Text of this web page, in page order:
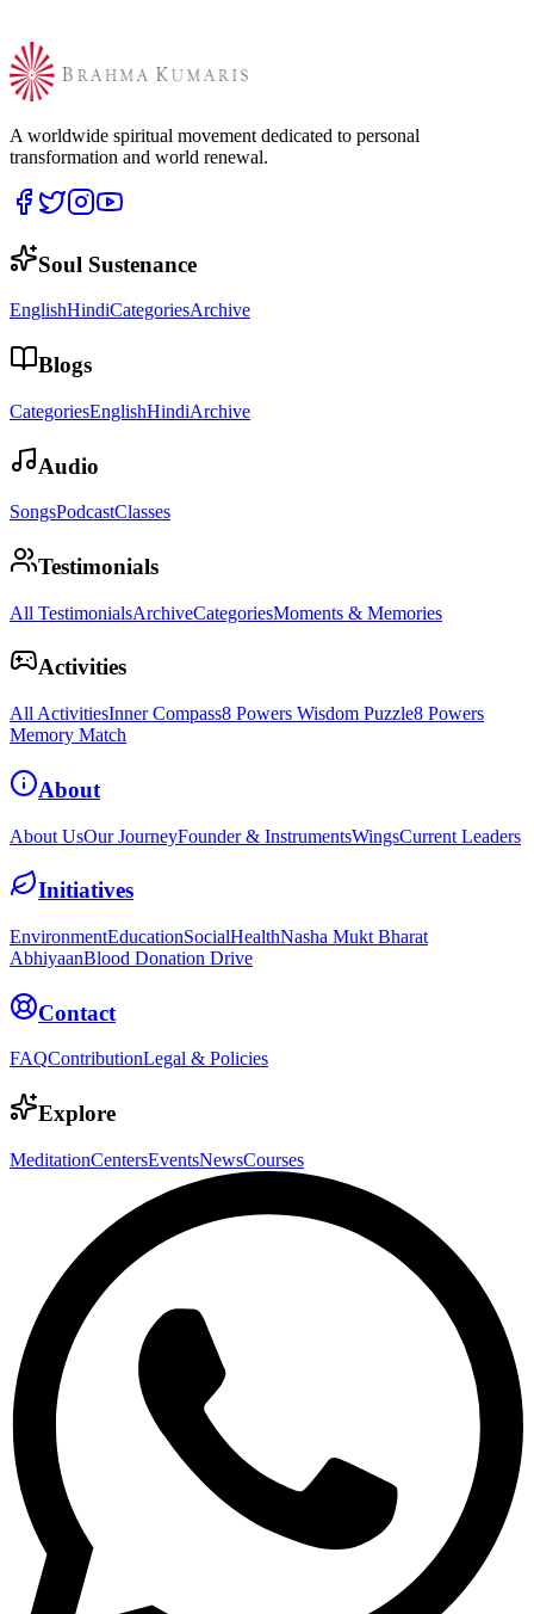
A worldwide spiritual movement dedicated to personal
transformation and world renewal.
Soul Sustenance
EnglishHindiCategoriesArchive
Blogs
CategoriesEnglishHindiArchive
Audio
SongsPodcastClasses
Testimonials
All TestimonialsArchiveCategoriesMoments & Memories
Activities
All ActivitiesInner Compass8 Powers Wisdom Puzzle8 Powers
Memory Match
About
About UsOur JourneyFounder & InstrumentsWingsCurrent Leaders
Initiatives
EnvironmentEducationSocialHealthNasha Mukt Bharat
AbhiyaanBlood Donation Drive
Contact
FAQContributionLegal & Policies
Explore
MeditationCentersEventsNewsCourses